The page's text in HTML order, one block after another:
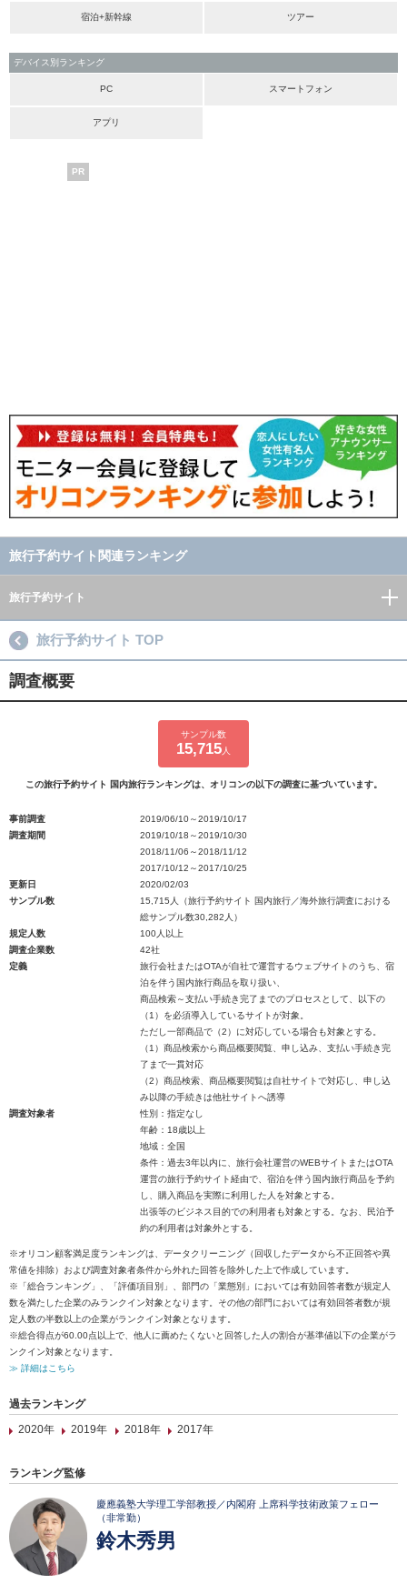
宿泊+新幹線 ツアー
デバイス別ランキング
PC スマートフォン
アプリ
PR
旅行予約サイト関連ランキング
旅行予約サイト
旅行予約サイト TOP
調査概要
サンプル数
15,715 人
この旅行予約サイト 国内旅行ランキングは、オリコンの以下の調査に基づいています。
事前調査
2019/06/10～2019/10/17
調査期間
2019/10/18～2019/10/30
2018/11/06～2018/11/12
2017/10/12～2017/10/25
更新日
2020/02/03
サンプル数
15,715人（旅行予約サイト 国内旅行／海外旅行調査における
総サンプル数30,282人）
規定人数
100人以上
調査企業数
42社
定義
旅行会社またはOTAが自社で運営するウェブサイトのうち、宿
泊を伴う国内旅行商品を取り扱い、
商品検索～支払い手続き完了までのプロセスとして、以下の
（1）を必須導入しているサイトが対象。
ただし一部商品で（2）に対応している場合も対象とする。
（1）商品検索から商品概要閲覧、申し込み、支払い手続き完
了まで一貫対応
（2）商品検索、商品概要閲覧は自社サイトで対応し、申し込
み以降の手続きは他社サイトへ誘導
調査対象者
性別：指定なし
年齢：18歳以上
地域：全国
条件：過去3年以内に、旅行会社運営のWEBサイトまたはOTA
運営の旅行予約サイト経由で、宿泊を伴う国内旅行商品を予約
し、購入商品を実際に利用した人を対象とする。
出張等のビジネス目的での利用者も対象とする。なお、民泊予
約の利用者は対象外とする。
※オリコン顧客満足度ランキングは、データクリーニング（回収したデータから不正回答や異
常値を排除）および調査対象者条件から外れた回答を除外した上で作成しています。
※「総合ランキング」、「評価項目別」、部門の「業態別」においては有効回答者数が規定人
数を満たした企業のみランクイン対象となります。その他の部門においては有効回答者数が規
定人数の半数以上の企業がランクイン対象となります。
※総合得点が60.00点以上で、他人に薦めたくないと回答した人の割合が基準値以下の企業がラ
ンクイン対象となります。
≫ 詳細はこちら
過去ランキング
2020年
2019年 2018年 2017年
ランキング監修
慶應義塾大学理工学部教授／内閣府 上席科学技術政策フェロー
（非常勤）
鈴木秀男